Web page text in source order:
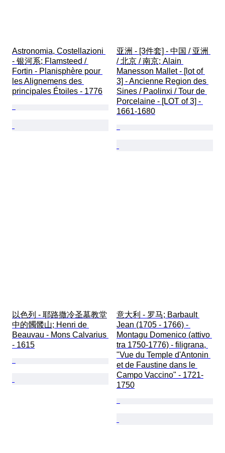
Astronomia, Costellazioni
- 银河系; Flamsteed /
Fortin - Planisphère pour
les Alignemens des
principales Étoiles - 1776
亚洲 - [3件套] - 中国 / 亚洲
/ 北京 / 南京; Alain
Manesson Mallet - [lot of
3] - Ancienne Region des
Sines / Paolinxi / Tour de
Porcelaine - [LOT of 3] -
1661-1680
以色列 - 耶路撒冷圣墓教堂
中的髑髅山; Henri de
Beauvau - Mons Calvarius
- 1615
意大利 - 罗马; Barbault
Jean (1705 - 1766) -
Montagu Domenico (attivo
tra 1750-1776) - filigrana,
"Vue du Temple d'Antonin
et de Faustine dans le
Campo Vaccino" - 1721-
1750